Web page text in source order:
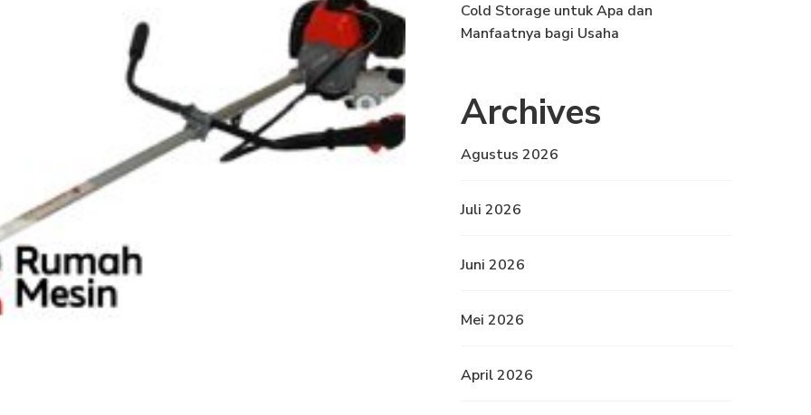
Cold Storage untuk Apa dan
Manfaatnya bagi Usaha
Archives
Agustus 2026
Juli 2026
Juni 2026
Mei 2026
April 2026